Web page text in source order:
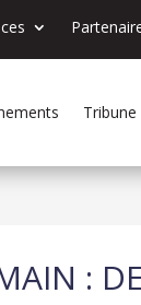
Tribune
: